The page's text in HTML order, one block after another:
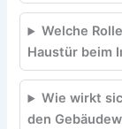
Welche
Haustür beim
Wie wirkt
den